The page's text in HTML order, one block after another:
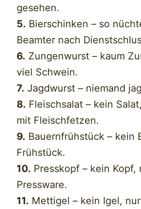
gesehen.
5. Bierschinken – so
Beamter nach
6. Zungenwurst – kaum
viel Schwein.
7. Jagdwurst – niemand
8. Fleischsalat – kein
mit Fleischfetzen.
9. Bauernfrühstück – kein
Frühstück.
10. Presskopf – kein Kopf,
Pressware.
11. Mettigel – kein Igel,